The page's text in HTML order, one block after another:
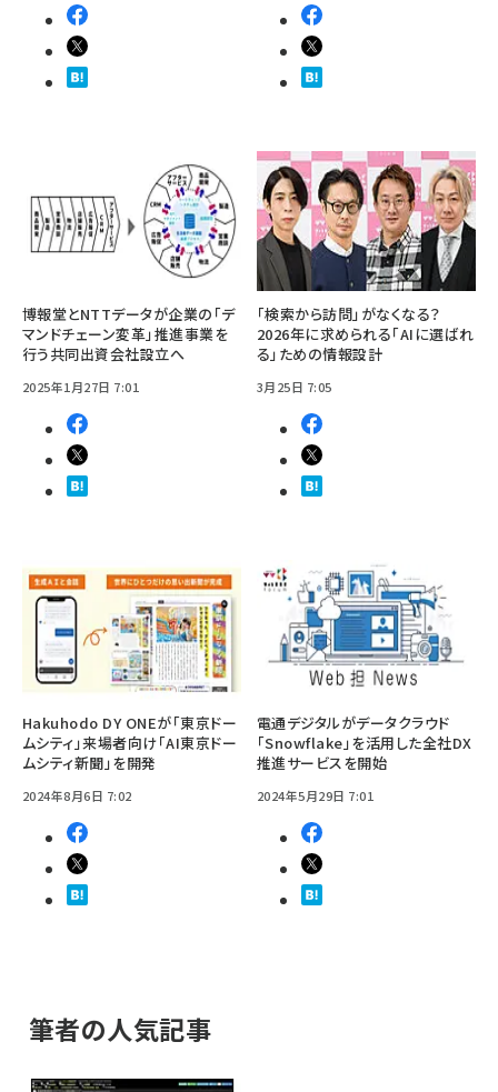
博報堂とNTTデータが企業の「デ
マンドチェーン変革」推進事業を
行う共同出資会社設立へ
2025年1月27日 7:01
「検索から訪問」がなくなる？
2026年に求められる「AIに選ばれ
る」ための情報設計
3月25日 7:05
Hakuhodo DY ONEが「東京ドー
ムシティ」来場者向け「AI東京ドー
ムシティ新聞」を開発
2024年8月6日 7:02
電通デジタルがデータクラウド
「Snowflake」を活用した全社DX
推進サービスを開始
2024年5月29日 7:01
筆者の人気記事